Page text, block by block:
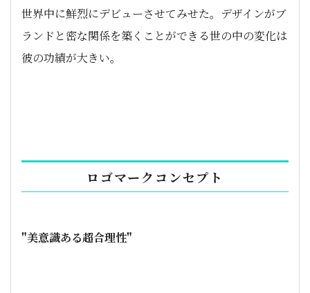
世界中に鮮烈にデビューさせてみせた。デザインがブ
ランドと密な関係を築くことができる世の中の変化は
彼の功績が大きい。
ロゴマークコンセプト
"美意識ある超合理性"